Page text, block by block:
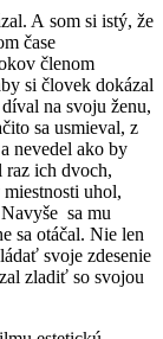
A som si istý, že
čase
členom
si človek dokázal
na svoju ženu,
sa usmieval, z
nevedel ako by
raz ich dvoch,
uhol,
sa mu
sa otáčal. Nie len
svoje zdesenie
zladiť so svojou